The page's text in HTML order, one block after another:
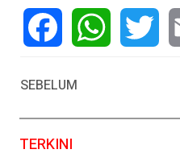
SEBELUM
TERKINI